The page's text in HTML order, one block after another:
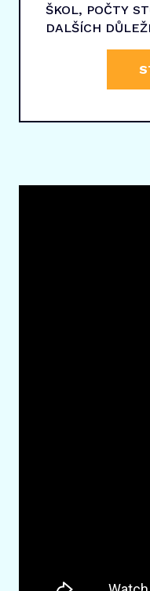
ŠKOL, POČTY
DALŠÍCH